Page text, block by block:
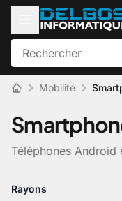
Mobilité
Téléphones Android
Rayons